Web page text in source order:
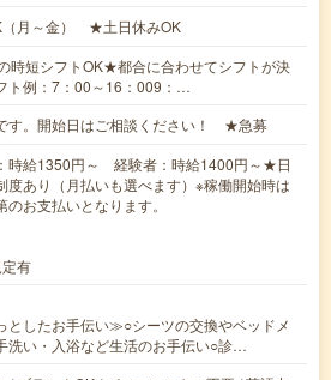
（月～金） ★土日休みOK
時短シフトOK★都合に合わせてシフトが決
ト例：7：00～16：009：…
す。開始日はご相談ください！ ★急募
時給1350円～ 経験者：時給1400円～★日
度あり（月払いも選べます）※稼働開始時は
お支払いとなります。
有
としたお手伝い≫○シーツの交換やベッドメ
洗い・入浴など生活のお手伝い○診…